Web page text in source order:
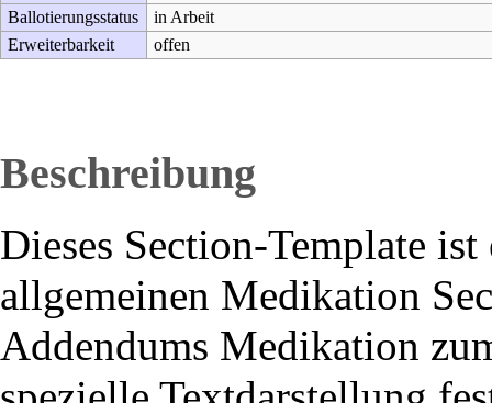
Ballotierungsstatus
in Arbeit
Erweiterbarkeit
offen
Beschreibung
Dieses Section-Template
allgemeinen Medikation
Addendums Medikation